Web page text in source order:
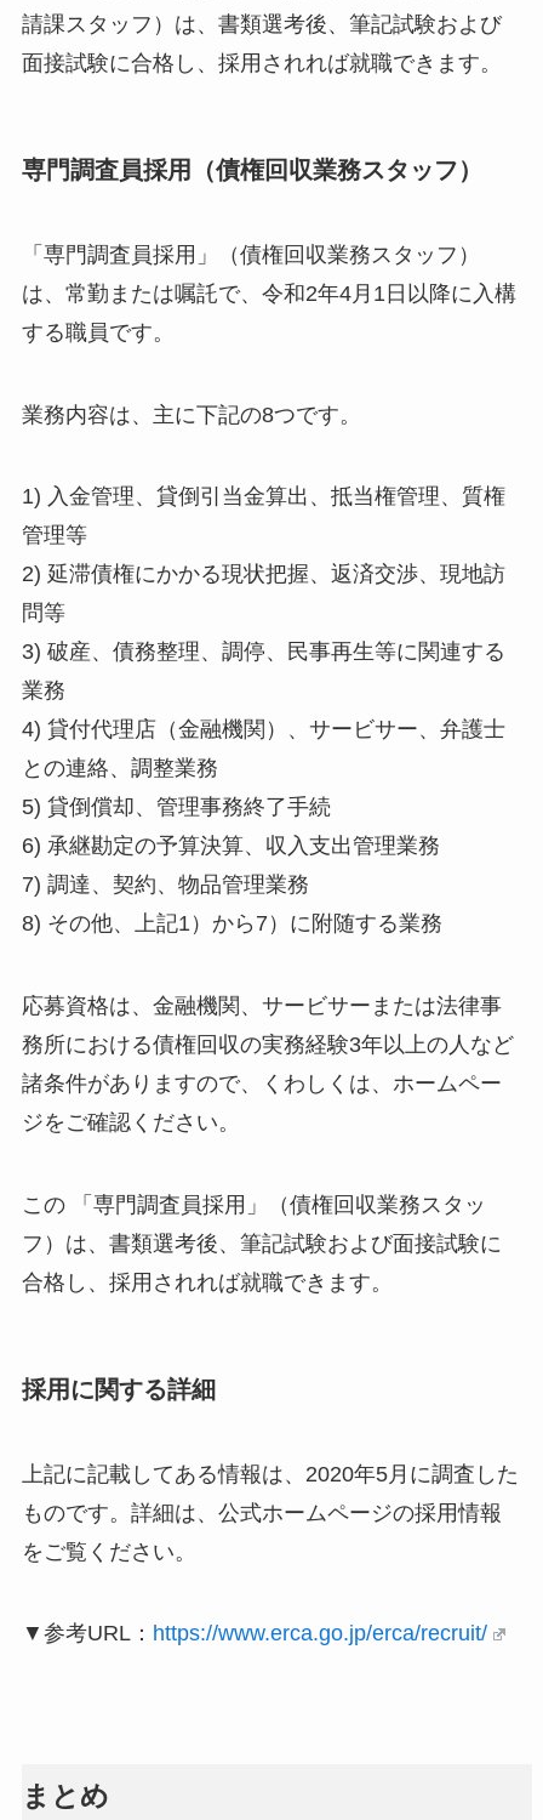
請課スタッフ）は、書類選考後、筆記試験および
面接試験に合格し、採用されれば就職できます。
専門調査員採用（債権回収業務スタッフ）
「専門調査員採用」（債権回収業務スタッフ）
は、常勤または嘱託で、令和2年4月1日以降に入構
する職員です。
業務内容は、主に下記の8つです。
1) 入金管理、貸倒引当金算出、抵当権管理、質権
管理等
2) 延滞債権にかかる現状把握、返済交渉、現地訪
問等
3) 破産、債務整理、調停、民事再生等に関連する
業務
4) 貸付代理店（金融機関）、サービサー、弁護士
との連絡、調整業務
5) 貸倒償却、管理事務終了手続
6) 承継勘定の予算決算、収入支出管理業務
7) 調達、契約、物品管理業務
8) その他、上記1）から7）に附随する業務
応募資格は、金融機関、サービサーまたは法律事
務所における債権回収の実務経験3年以上の人など
諸条件がありますので、くわしくは、ホームペー
ジをご確認ください。
この 「専門調査員採用」（債権回収業務スタッ
フ）は、書類選考後、筆記試験および面接試験に
合格し、採用されれば就職できます。
採用に関する詳細
上記に記載してある情報は、2020年5月に調査した
ものです。詳細は、公式ホームページの採用情報
をご覧ください。
▼参考URL： https://www.erca.go.jp/erca/recruit/
まとめ